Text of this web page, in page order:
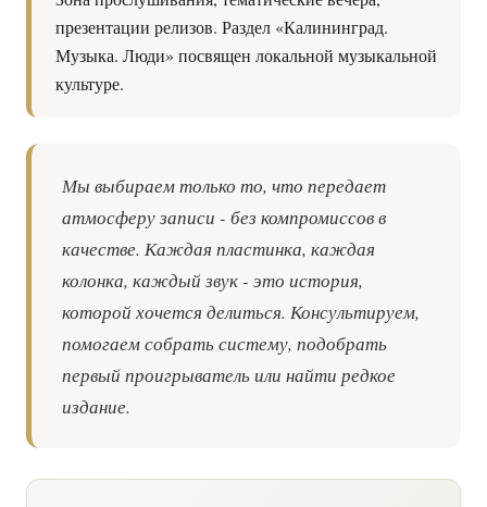
презентации релизов. Раздел «Калининград.
Музыка. Люди» посвящен локальной музыкальной
культуре.
Мы выбираем только то, что передает
атмосферу записи - без компромиссов в
качестве. Каждая пластинка, каждая
колонка, каждый звук - это история,
которой хочется делиться. Консультируем,
помогаем собрать систему, подобрать
первый проигрыватель или найти редкое
издание.